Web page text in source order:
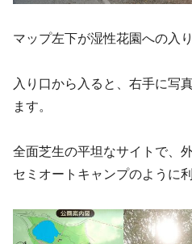
マップ左下が湿性花園への入り
入り口から入ると、右手に写
ます。
全面芝生の平坦なサイトで、
セミオートキャンプのように